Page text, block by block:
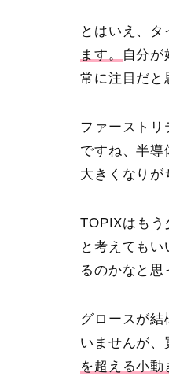
とはいえ、
ます。
自分
常に注目だと
ファースト
ですね、半
大きくなりが
TOPIXはもう
と考えても
るのかなと思
グロースが
いませんが、
を超える小動